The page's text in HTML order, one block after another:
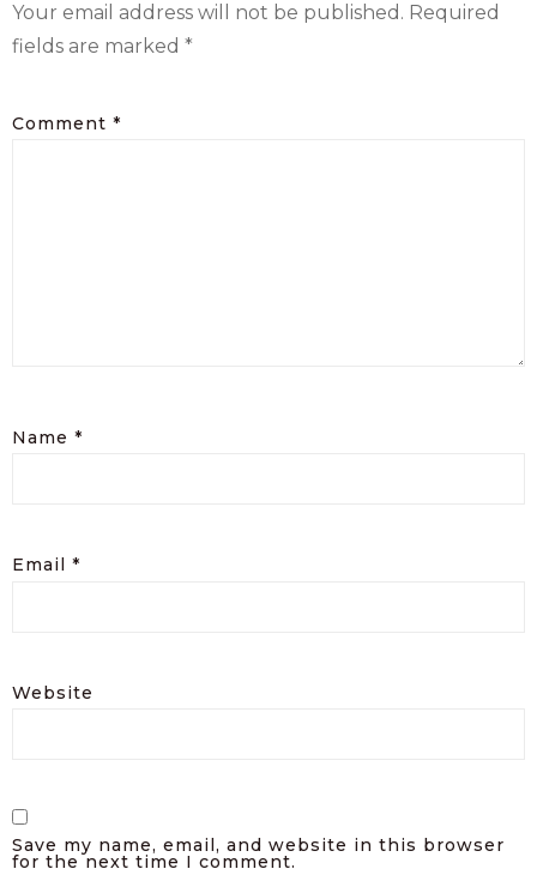
Your email address will not be published. Required
fields are marked *
Comment *
Name *
Email *
Website
Save my name, email, and website in this browser
for the next time I comment.